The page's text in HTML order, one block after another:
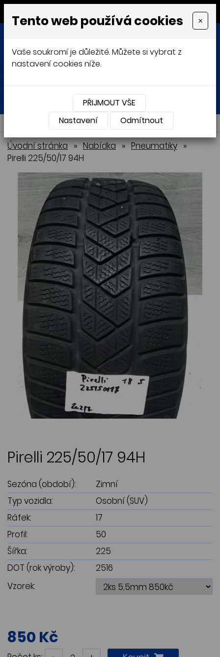
MENU
Přihlásit Košík
NABÍDKA
Úvodní stránka » Nabídka » Pneumatiky »
Pirelli 225/50/17 94H
Pirelli 225/50/17 94H
Sezóna (období):
Zimní
Typ vozidla:
Osobní (SUV)
Ráfek:
17
Profil:
50
Šířka:
225
DOT (rok výroby):
2516
Vzorek:
850 Kč
Tento web používá cookies ×
Vaše soukromí je důležité. Můžete si vybrat z
nastavení cookies níže.
PŘIJMOUT VŠE
Nastavení
Odmítnout